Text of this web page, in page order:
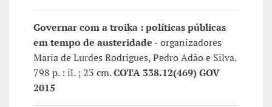
Governar com a troika : políticas públicas
em tempo de austeridade - organizadores
Maria de Lurdes Rodrigues, Pedro Adão e Silva.
798 p. : il. ; 23 cm.COTA 338.12(469) GOV
2015